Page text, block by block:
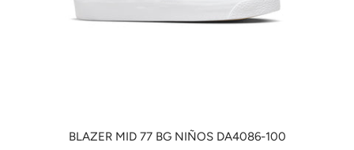
BLAZER MID 77 BG NIÑOS DA4086-100